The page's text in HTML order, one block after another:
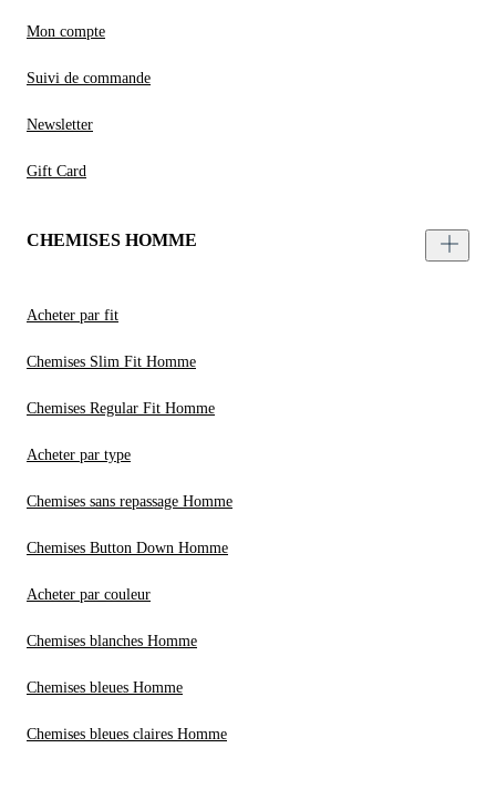
Mon compte
Suivi de commande
Newsletter
Gift Card
CHEMISES HOMME
Acheter par fit
Chemises Slim Fit Homme
Chemises Regular Fit Homme
Acheter par type
Chemises sans repassage Homme
Chemises Button Down Homme
Acheter par couleur
Chemises blanches Homme
Chemises bleues Homme
Chemises bleues claires Homme